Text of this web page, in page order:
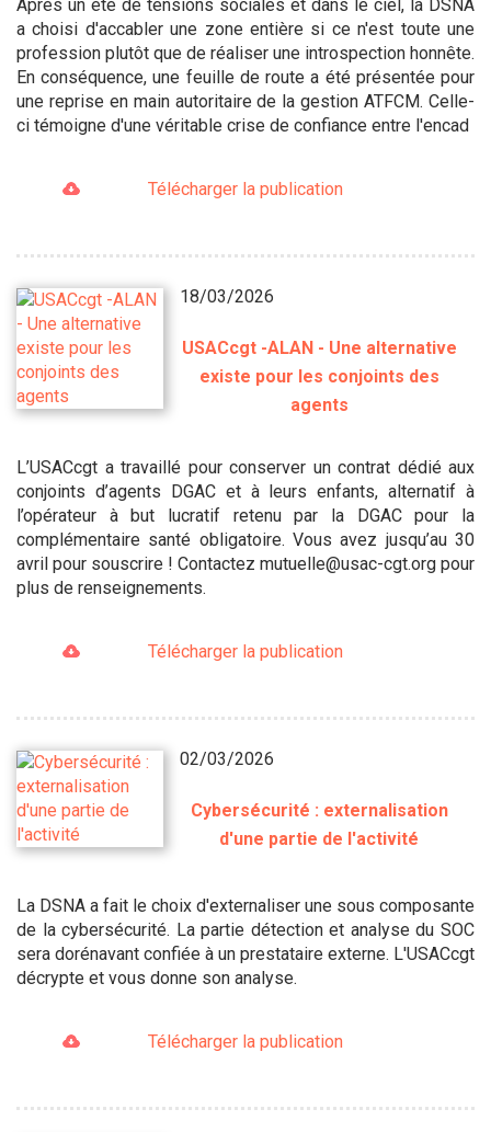
Après un été de tensions sociales et dans le ciel, la DSNA
a choisi d'accabler une zone entière si ce n'est toute une
profession plutôt que de réaliser une introspection honnête.
En conséquence, une feuille de route a été présentée pour
une reprise en main autoritaire de la gestion ATFCM. Celle-
ci témoigne d'une véritable crise de confiance entre l'encad
Télécharger la publication
18/03/2026
USACcgt -ALAN - Une alternative
existe pour les conjoints des
agents
L’USACcgt a travaillé pour conserver un contrat dédié aux
conjoints d’agents DGAC et à leurs enfants, alternatif à
l’opérateur à but lucratif retenu par la DGAC pour la
complémentaire santé obligatoire. Vous avez jusqu’au 30
avril pour souscrire ! Contactez mutuelle@usac-cgt.org pour
plus de renseignements.
Télécharger la publication
02/03/2026
Cybersécurité : externalisation
d'une partie de l'activité
La DSNA a fait le choix d'externaliser une sous composante
de la cybersécurité. La partie détection et analyse du SOC
sera dorénavant confiée à un prestataire externe. L'USACcgt
décrypte et vous donne son analyse.
Télécharger la publication